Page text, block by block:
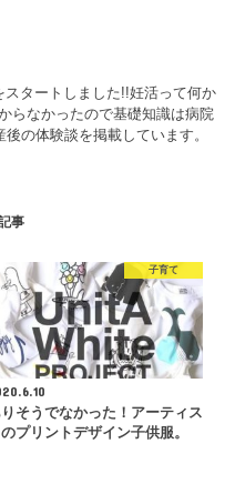
タートしました!!妊活って何か
らなかったので基礎知識は病院
の体験談を掲載しています。
事
子育て
そうでなかった！アーティス
のプリントデザイン子供服。